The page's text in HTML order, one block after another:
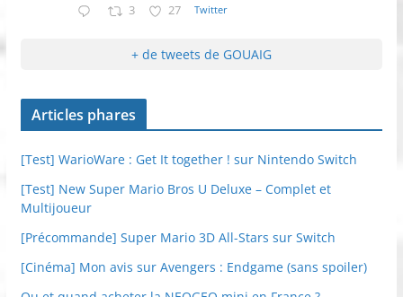
3 27 Twitter
+ de tweets de GOUAIG
Articles phares
[Test] WarioWare : Get It together ! sur Nintendo Switch
[Test] New Super Mario Bros U Deluxe – Complet et
Multijoueur
[Précommande] Super Mario 3D All-Stars sur Switch
[Cinéma] Mon avis sur Avengers : Endgame (sans spoiler)